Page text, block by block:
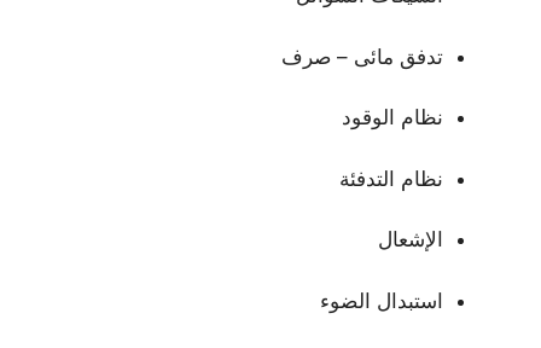
تدفق مائى – صرف
نظام الوقود
نظام التدفئة
الإشعال
استبدال الضوء